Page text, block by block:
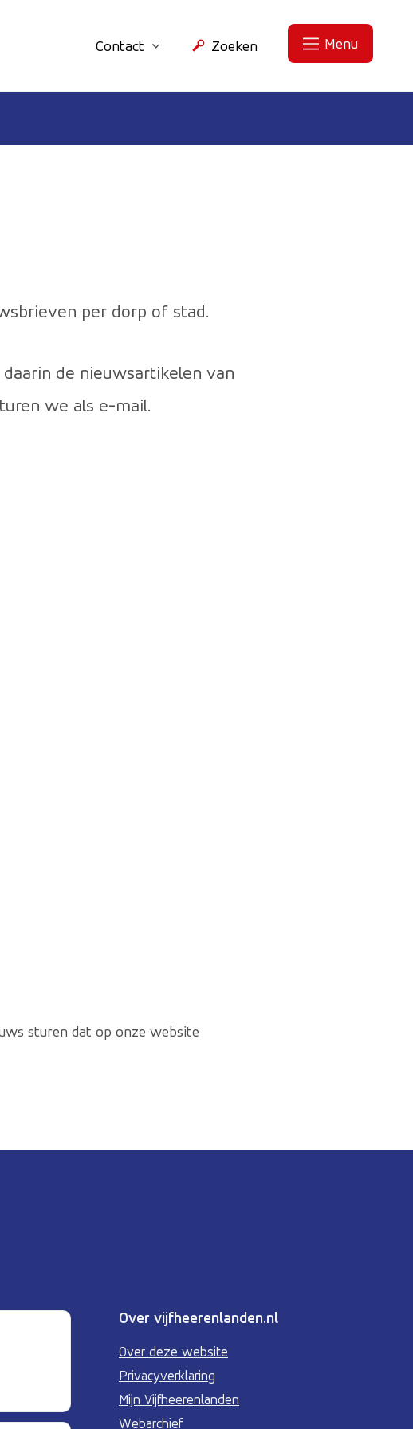
Contact Zoeken Menu
per dorp of stad.
de nieuwsartikelen van
we als e-mail.
sturen dat op onze website
Over vijfheerenlanden.nl
Over deze website
Privacyverklaring
Mijn Vijfheerenlanden
Webarchief